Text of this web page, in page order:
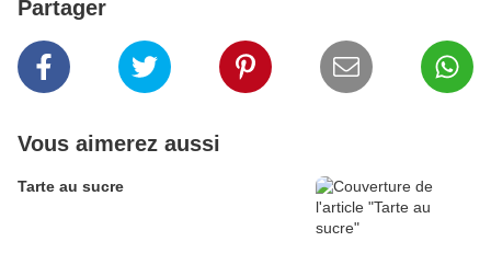
Partager
Vous aimerez aussi
Tarte au sucre